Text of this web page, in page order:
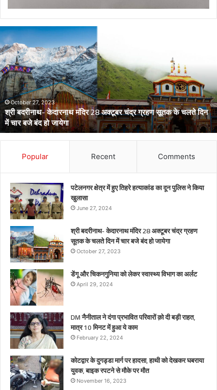
डेंगू
और
चिकनगुनिया
को
लेकर
स्वास्थ्य
विभाग
का
अर्लटApril 29, 2024
डेंगू और चिकनगुनिया को लेकर स्वास्थ्य विभाग का अर्लट
Popular Recent Comments
पटेलनगर क्षेत्र में हुए तिहरे हत्याकांड का दून पुलिस ने किया
खुलासा
June 27, 2024
श्री बदरीनाथ- केदारनाथ मंदिर 28 अक्टूबर चंद्र ग्रहण
सूतक के चलते दिन में चार बजे बंद हो जायेगा
October 27, 2023
डेंगू और चिकनगुनिया को लेकर स्वास्थ्य विभाग का अर्लट
April 29, 2024
DM नैनीताल ने दंगा प्रभावित परिवारों क़ो दी बड़ी राहत,
मात्र 10 मिनट में हुआ ये काम
February 22, 2024
कोटद्वार के दुगड्डा मार्ग पर हादसा, हाथी को देखकर घबराया
युवक, बाइक रपटने से मौके पर मौत
November 16, 2023